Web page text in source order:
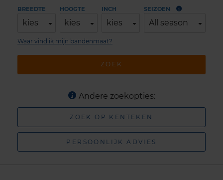
BREEDTE
kies
HOOGTE
kies
INCH
kies
SEIZOEN
All season
ZOEK
Waar vind ik mijn bandenmaat?
Andere zoekopties:
ZOEK OP KENTEKEN
PERSOONLIJK ADVIES